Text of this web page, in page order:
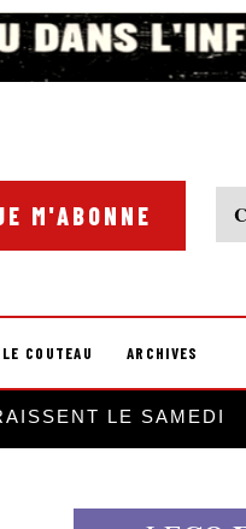
M'ABONNE
LE COUTEAU ARCHIVES
LE SAMEDI